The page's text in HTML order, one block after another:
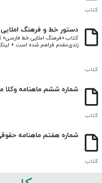
کتاب
دستور خط و فرهنگ
زندی‌مقدم فراهم شده است + لینک دانلود رایگان
کتاب
شماره ششم ماهنامه وکلا
کتاب
شماره هفتم ماهنامه
کتاب